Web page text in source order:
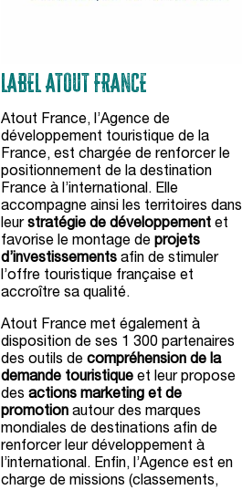
LABEL ATOUT FRANCE
Atout France, l’Agence de
développement touristique de la
France, est chargée de renforcer le
positionnement de la destination
France à l’international. Elle
accompagne ainsi les territoires dans
leurstratégie de développementet
favorise le montage de projets
d’investissements afin de stimuler
l’offre touristique française et
accroître sa qualité.
Atout France met également à
disposition de ses 1 300 partenaires
des outils decompréhension de la
demande touristique et leur propose
desactions marketing et de
promotion autour des marques
mondiales de destinations afin de
renforcer leur développement à
l’international. Enfin, l’Agence est en
charge de missions (classements,